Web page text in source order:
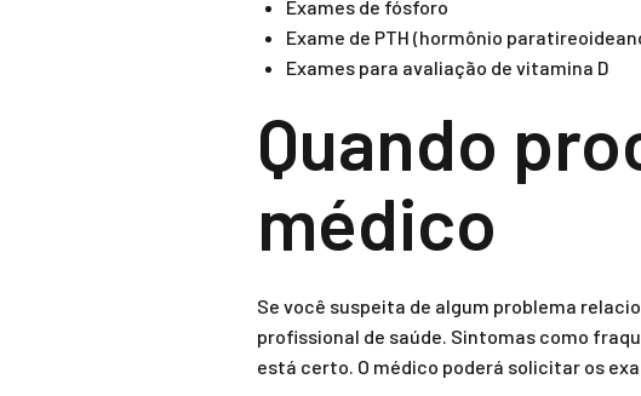
Exames de fósforo
Exame de PTH (hormônio
Exames para avaliação de vitamina D
Quando
médico
Se você suspeita de algum problema
profissional de saúde. Sintomas como
está certo. O médico poderá solicitar os